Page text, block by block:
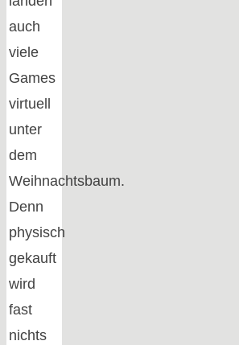
auch
viele
Games
virtuell
unter
dem
Weihnachtsbaum.
Denn
physisch
gekauft
wird
fast
nichts